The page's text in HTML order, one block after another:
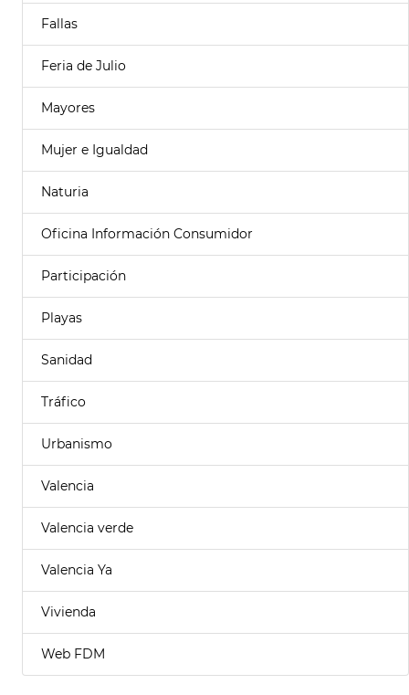
Fallas
Feria de Julio
Mayores
Mujer e Igualdad
Naturia
Oficina Información Consumidor
Participación
Playas
Sanidad
Tráfico
Urbanismo
Valencia
Valencia verde
Valencia Ya
Vivienda
Web FDM